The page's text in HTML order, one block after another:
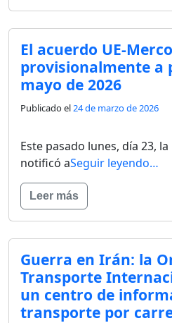
El acuerdo UE-
provisionalmente a
mayo de 2026
Publicado el24 de marzo de 2026
Este pasado lunes, día 23,
notificó aSeguir leyendo…
Leer más
Guerra en Irán: la
Transporte
un centro de
transporte por